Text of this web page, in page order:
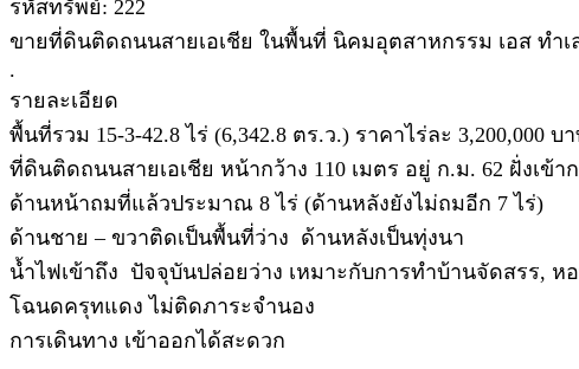
รหัสทรัพย์: 222
ขายที่ดินติดถนนสายเอเชีย ในพื้นที่ นิคมอุตสาหกรรม เอส ทำเ
.
รายละเอียด
พื้นที่รวม 15-3-42.8 ไร่ (6,342.8 ตร.ว.) ราคาไร่ละ 3,200,000 บ
ที่ดินติดถนนสายเอเชีย หน้ากว้าง 110 เมตร อยู่ ก.ม. 62 ฝั่งเข้า
ด้านหน้าถมที่แล้วประมาณ 8 ไร่ (ด้านหลังยังไม่ถมอีก 7 ไร่)
ด้านชาย – ขวาติดเป็นพื้นที่ว่าง ด้านหลังเป็นทุ่งนา
น้ำไฟเข้าถึง ปัจจุบันปล่อยว่าง เหมาะกับการทำบ้านจัดสรร, ห
โฉนดครุทแดง ไม่ติดภาระจำนอง
การเดินทาง เข้าออกได้สะดวก